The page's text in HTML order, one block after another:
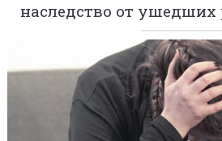
наследство от ушедших